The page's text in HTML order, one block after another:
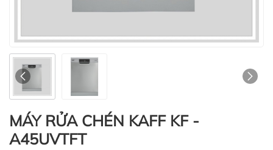
MÁY RỬA CHÉN KAFF KF -
A45UVTFT